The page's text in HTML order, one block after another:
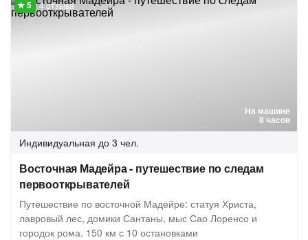
На машине
8 часов
4 отзыва
Индивидуальная до 3 чел.
Восточная Мадейра - путешествие по следам
первооткрывателей
Путешествие по восточной Мадейре: статуя Христа,
лавровый лес, домики Сантаны, мыс Сао Лоренсо и
городок рома. 150 км с 10 остановками